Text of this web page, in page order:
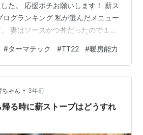
た。 応援ポチお願いします！ 薪ス
ログランキング 私が選んだメニュー
妻はソースかつ丼だったので１切
してます） 美味しかった。 温泉で
で良かったのですが、別荘の室温
直ぐに薪ストーブに火を入れた。
大人数にお貸ししていたのです
麗に」を合言葉でお貸ししたせい
全くなく、綺…
#ターマテック #TT22 #暖房能力
ちゃん • 3年前
る時に薪ストーブはどうすれ